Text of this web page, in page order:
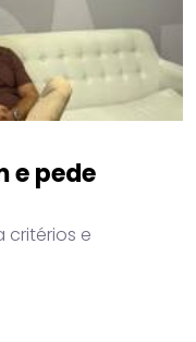
e pede
critérios e